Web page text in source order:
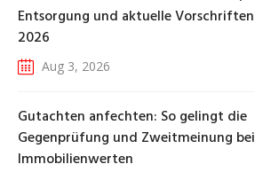
Entsorgung und aktuelle Vorschriften
2026
Aug 3, 2026
Gutachten anfechten: So gelingt die
Gegenprüfung und Zweitmeinung bei
Immobilienwerten